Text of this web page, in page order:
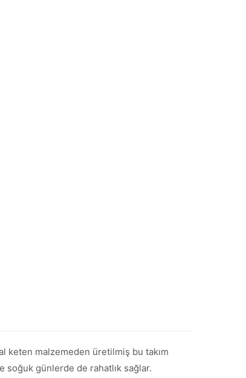
keten malzemeden üretilmiş bu takım
soğuk günlerde de rahatlık sağlar.